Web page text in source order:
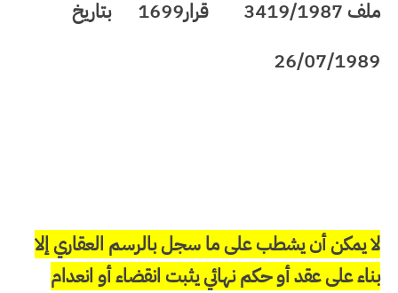
ملف 3419/1987 قرار1699
بتاريخ
26/07/1989
لا يمكن أن يشطب على ما سجل بالرسم العقاري إلا
بناء على عقد أو حكم نهائي يثبت انقضاء أو انعدام